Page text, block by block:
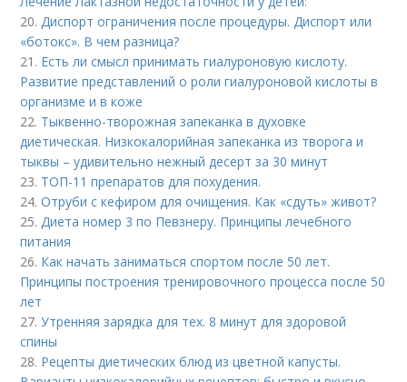
20.Диспорт ограничения после процедуры. Диспорт или
«ботокс». В чем разница?
21. Есть ли смысл принимать гиалуроновую кислоту.
Развитие представлений о роли гиалуроновой кислоты в
организме и в коже
22. Тыквенно-творожная запеканка в духовке
диетическая. Низкокалорийная запеканка из творога и
тыквы – удивительно нежный десерт за 30 минут
23. ТОП-11 препаратов для похудения.
24.Отруби с кефиром для очищения. Как «сдуть» живот?
25.Диета номер 3 по Певзнеру. Принципы лечебного
питания
26. Как начать заниматься спортом после 50 лет.
Принципы построения тренировочного процесса после 50
лет
27.Утренняя зарядка для тех. 8 минут для здоровой
спины
28. Рецепты диетических блюд из цветной капусты.